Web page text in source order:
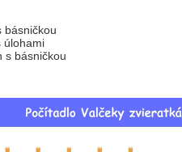
básničkou
úlohami
s básničkou